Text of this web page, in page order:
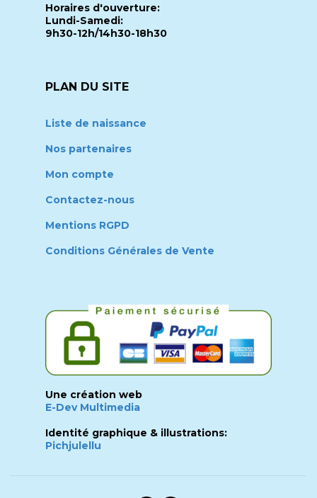
Horaires d'ouverture:
Lundi-Samedi:
9h30-12h/14h30-18h30
PLAN DU SITE
Liste de naissance
Nos partenaires
Mon compte
Contactez-nous
Mentions RGPD
Conditions Générales de Vente
Une création web
E-Dev Multimedia
Identité graphique & illustrations:
Pichjulellu